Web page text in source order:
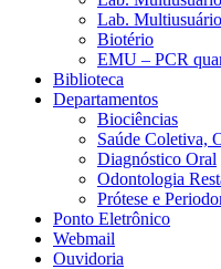
Lab.
Biotério
EMU – PCR
Biblioteca
Departamentos
Biociências
Saúde Coletiva,
Diagnóstico Oral
Odontologia
Prótese e
Ponto Eletrônico
Webmail
Ouvidoria